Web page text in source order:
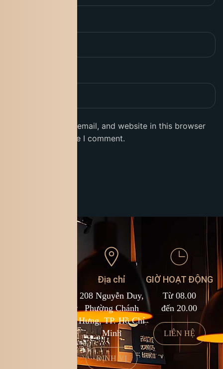
Save my name, email, and website in this browser
for the next time I comment.
cs@kingcoffee.com
Địa chỉ
208 Nguyễn Duy,
Phường Chánh
Hưng, TP. Hồ Chí
Minh
ĐỊNH VỊ
GIỜ HOẠT ĐỘNG
Từ 08.00
đến 20.00
LIÊN HỆ